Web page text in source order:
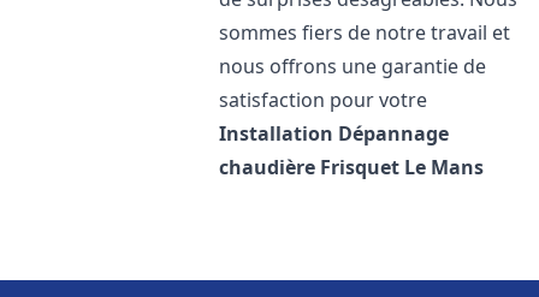
sommes fiers de notre travail et
nous offrons une garantie de
satisfaction pour votre
Installation Dépannage
chaudière Frisquet Le Mans